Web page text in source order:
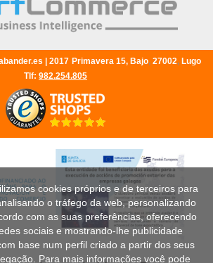
cookies próprios e de terceiros para
o tráfego da web, personalizando
com as suas preferências, oferecendo
sociais e mostrando-lhe publicidade
base num perfil criado a partir dos seus
Para mais informações você pode
| 2017 Primavera 15, Bajo, 27002, Lugo
Tlf: 982.254.805